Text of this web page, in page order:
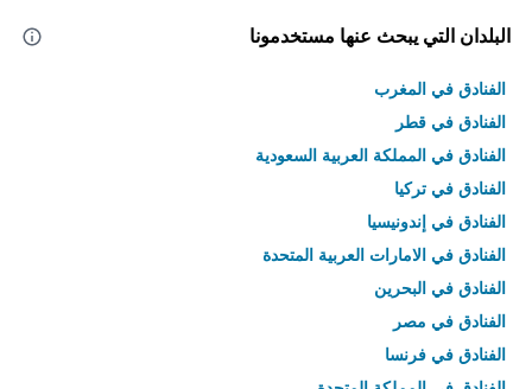
البلدان التي يبحث عنها مستخدمونا
الفنادق في المغرب
الفنادق في قطر
الفنادق في المملكة العربية السعودية
الفنادق في تركيا
الفنادق في إندونيسيا
الفنادق في الامارات العربية المتحدة
الفنادق في البحرين
الفنادق في مصر
الفنادق في فرنسا